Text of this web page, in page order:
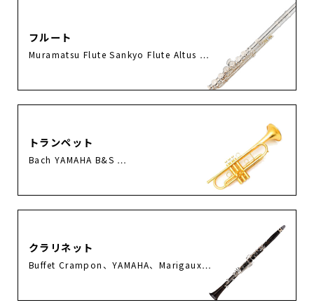
フルート
Muramatsu Flute Sankyo Flute Altus …
トランペット
Bach YAMAHA B&S …
クラリネット
Buffet Crampon、YAMAHA、Marigaux…